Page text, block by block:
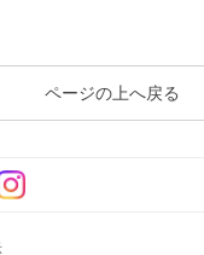
ページの上へ戻る